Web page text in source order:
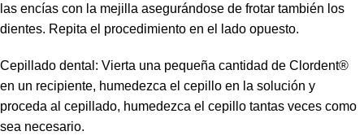
las encías con la mejilla asegurándose de frotar también los
dientes. Repita el procedimiento en el lado opuesto.
Cepillado dental: Vierta una pequeña cantidad de Clordent®
en un recipiente, humedezca el cepillo en la solución y
proceda al cepillado, humedezca el cepillo tantas veces como
sea necesario.